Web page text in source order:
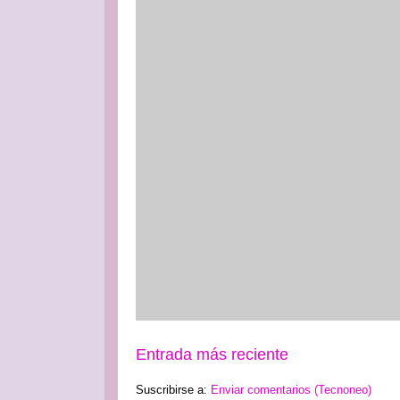
Entrada más reciente
Suscribirse a: Enviar comentarios (Tecnoneo)